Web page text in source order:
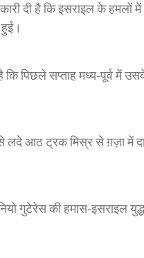
दी है कि इसराइल के हमलों
कि पिछले सप्ताह मध्य-पूर्व में
से लदे आठ ट्रक मिस्र से ग़ज़ा में
गुटेरेस की हमास-इसराइल